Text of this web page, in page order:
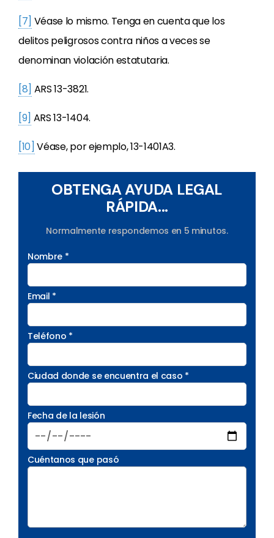
[7] Véase lo mismo. Tenga en cuenta que los
delitos peligrosos contra niños a veces se
denominan violación estatutaria.
[8] ARS 13-3821.
[9] ARS 13-1404.
[10] Véase, por ejemplo, 13-1401A3.
OBTENGA AYUDA LEGAL
RÁPIDA...
Normalmente respondemos en 5 minutos.
Nombre *
Email *
Teléfono *
Ciudad donde se encuentra el caso *
Fecha de la lesión
Cuéntanos que pasó